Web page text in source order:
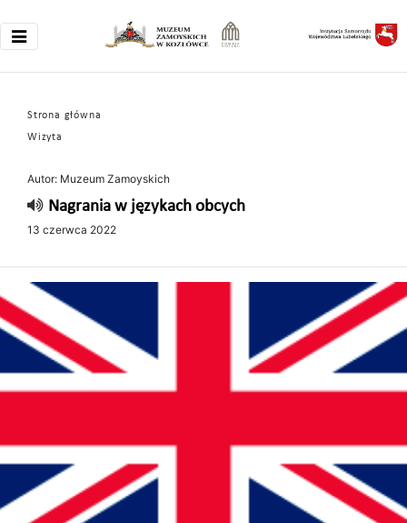
Strona główna
Wizyta
Autor: Muzeum Zamoyskich
Nagrania w językach obcych
13 czerwca 2022